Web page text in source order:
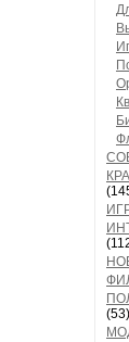
(53)